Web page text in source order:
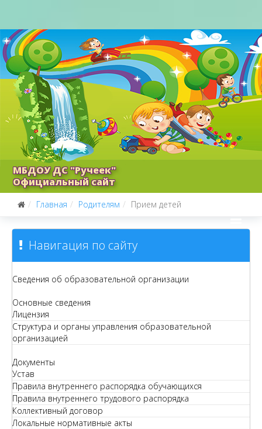
МБДОУ ДС "Ручеек"
Официальный сайт
Главная Родителям Прием детей
Навигация по сайту
Сведения об образовательной организации
Основные сведения
Лицензия
Структура и органы управления образовательной
организацией
Документы
Устав
Правила внутреннего распорядка обучающихся
Правила внутреннего трудового распорядка
Коллективный договор
Локальные нормативные акты